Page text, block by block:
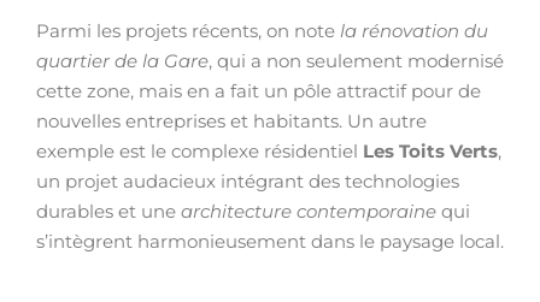
Parmi les projets récents, on note la rénovation du
quartier de la Gare, qui a non seulement modernisé
cette zone, mais en a fait un pôle attractif pour de
nouvelles entreprises et habitants. Un autre
exemple est le complexe résidentiel Les Toits Verts,
un projet audacieux intégrant des technologies
durables et une architecture contemporaine qui
s’intègrent harmonieusement dans le paysage local.